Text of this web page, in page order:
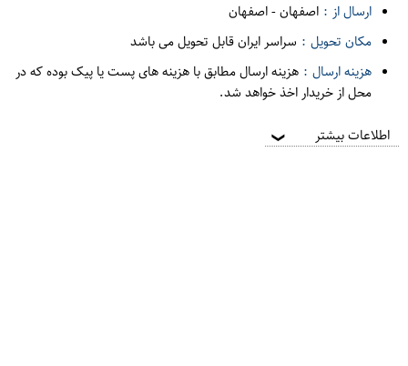
ارسال از : اصفهان-اصفهان
مکان تحویل : سراسر ایران قابل تحویل می باشد
هزینه ارسال : هزینه ارسال مطابق با هزینه های پست یا پیک بوده که در
محل از خریدار اخذ خواهد شد.
اطلاعات بیشتر ❯